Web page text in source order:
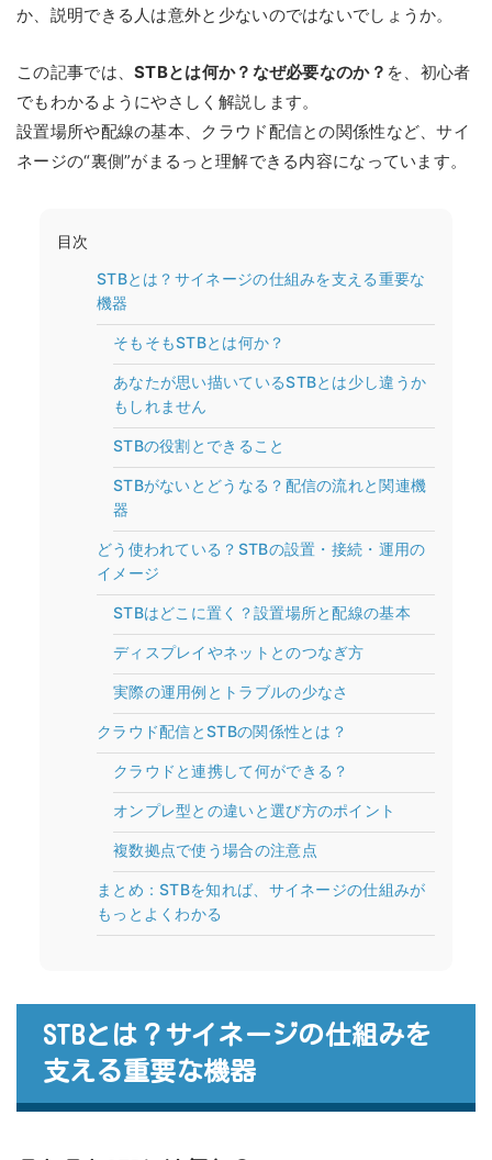
か、説明できる人は意外と少ないのではないでしょうか。
この記事では、STBとは何か？なぜ必要なのか？ を、初心者
でもわかるようにやさしく解説します。
設置場所や配線の基本、クラウド配信との関係性など、サイ
ネージの“裏側”がまるっと理解できる内容になっています。
目次
STBとは？サイネージの仕組みを支える重要な
機器
そもそもSTBとは何か？
あなたが思い描いているSTBとは少し違うか
もしれません
STBの役割とできること
STBがないとどうなる？配信の流れと関連機
器
どう使われている？STBの設置・接続・運用の
イメージ
STBはどこに置く？設置場所と配線の基本
ディスプレイやネットとのつなぎ方
実際の運用例とトラブルの少なさ
クラウド配信とSTBの関係性とは？
クラウドと連携して何ができる？
オンプレ型との違いと選び方のポイント
複数拠点で使う場合の注意点
まとめ：STBを知れば、サイネージの仕組みが
もっとよくわかる
STBとは？サイネージの仕組みを
支える重要な機器